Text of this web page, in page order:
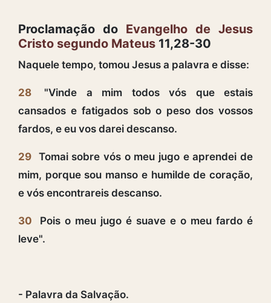
Proclamação do Evangelho de Jesus
Cristo segundo Mateus 11,28-30
Naquele tempo, tomou Jesus a palavra e disse:
28
"Vinde a mim todos vós que estais
cansados e fatigados sob o peso dos vossos
fardos, e eu vos darei descanso.
29 Tomai sobre vós o meu jugo e aprendei de
mim, porque sou manso e humilde de coração,
e vós encontrareis descanso.
30
Pois o meu jugo é suave e o meu fardo é
leve".
- Palavra da Salvação.